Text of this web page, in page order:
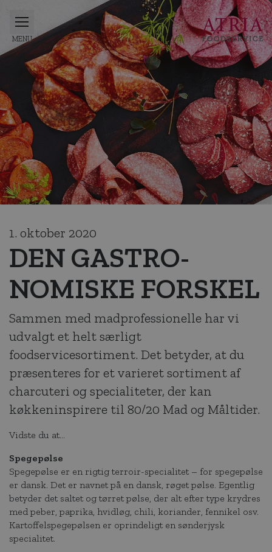
1. oktober 2020
DEN GASTRO­
NOMISKE FORSKEL
Sammen med madprofessionelle har vi
udvalgt et helt særligt
foodservicesortiment. Det betyder, at du
præsenteres for et varieret sortiment af
charcuteri og specialiteter, der kan
køkkeninspirere til 80/20 Mad og Måltider.
Vidste du at...
Spegepølse
Spegepølse er en rigtig terroir-specialitet – for spegepølse
er dansk. Det er navnet på en dansk, røget pølse. Egentlig
betyder det saltet og tørret pølse, der alt efter type krydres
med peber, paprika, hvidløg, chili, koriander, fennikel osv.
Kartoffelspegepølsen er oprindeligt en sønderjysk
specialitet.